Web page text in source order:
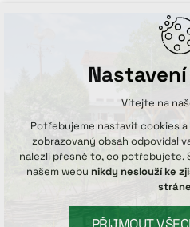
Vítejte na
Potřebujeme nastavit cookies
zobrazovaný obsah odpovídal
nalezli přesně to, co potřebujete.
našem webu nikdy neslouží ke
PŘIJMOUT